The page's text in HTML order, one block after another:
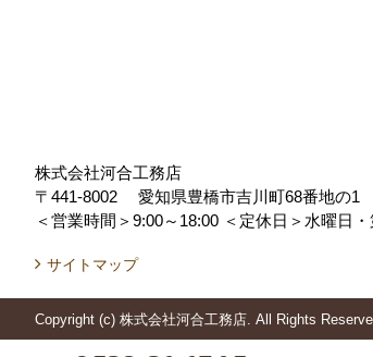
株式会社河合工務店
〒441-8002
愛知県豊橋市吉川町68番地の1
＜営業時間＞9:00～18:00 ＜定休日＞水曜日
サイトマップ
Copyright (c) 株式会社河合工務店. All Rights